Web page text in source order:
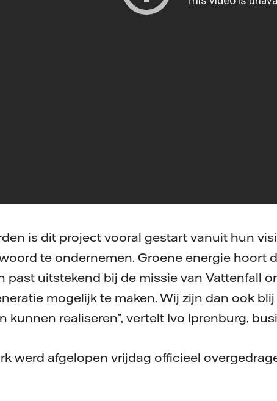
is dit project vooral gestart vanuit hun
te ondernemen. Groene energie hoort
past uitstekend bij de missie van Vattenfall
mogelijk te maken. Wij zijn dan ook
kunnen realiseren”, vertelt Ivo Iprenburg,
werd afgelopen vrijdag officieel